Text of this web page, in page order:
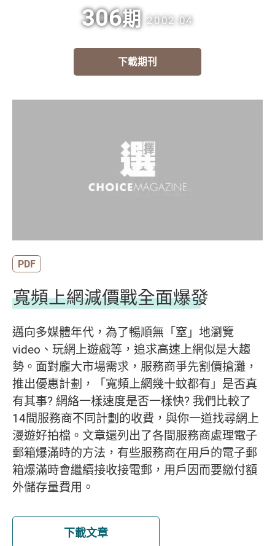
306期 2002.04
下載期刊
PDF
寬頻上網減價戰全面爆發
邁向多媒體年代，為了暢順無「窒」地瀏覽
video、玩網上遊戲等，追求高速上網似是大趨
勢。面對龐大市場需求，服務商爭先割價搶灘，
推出優惠計劃，「寬頻上網幾十蚊都有」是否真
有其事? 網絡一樣速度是否一樣快? 我們比較了
14間服務商不同計劃的收費，與你一道找尋網上
漫遊好拍檔。文章還列出了各間服務商處理電子
郵箱爆滿時的方法，有些服務商在用戶的電子郵
箱爆滿時會繼續接收接電郵，用戶因而要繳付額
外儲存量費用。
下載文章